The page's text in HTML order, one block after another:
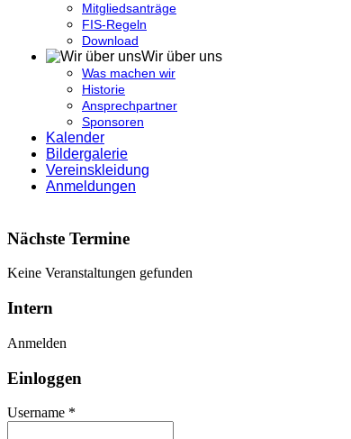
Mitgliedsanträge
FIS-Regeln
Download
Wir über uns
Was machen wir
Historie
Ansprechpartner
Sponsoren
Kalender
Bildergalerie
Vereinskleidung
Anmeldungen
Nächste Termine
Keine Veranstaltungen gefunden
Intern
Anmelden
Einloggen
Username *